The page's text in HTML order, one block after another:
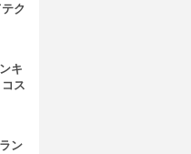
ク
キ
ス
ン